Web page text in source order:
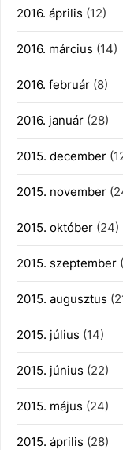
2016. április (12)
2016. március (14)
2016. február (8)
2016. január (28)
2015. december
2015. november
2015. október (24)
2015. szeptember
2015. augusztus
2015. július (14)
2015. június (22)
2015. május (24)
2015. április (28)